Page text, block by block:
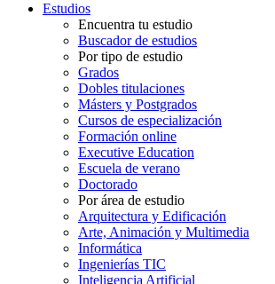
Estudios
Encuentra tu estudio
Buscador de estudios
Por tipo de estudio
Grados
Dobles titulaciones
Másters y Postgrados
Cursos de especialización
Formación online
Executive Education
Escuela de verano
Doctorado
Por área de estudio
Arquitectura y Edificación
Arte, Animación y Multimedia
Informática
Ingenierías TIC
Inteligencia Artificial